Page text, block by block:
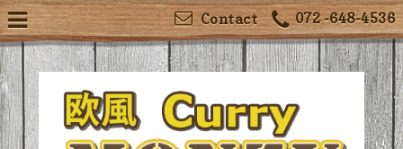
072 -648-4536
Contact